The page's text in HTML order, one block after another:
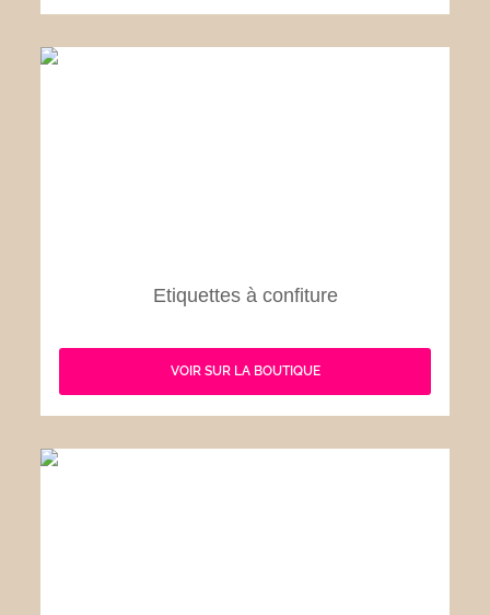
Etiquettes à confiture
VOIR SUR LA BOUTIQUE